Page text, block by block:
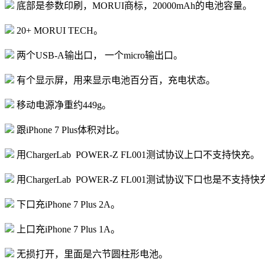
底部是参数印刷，MORUI商标，20000mAh的电池容量。
20+ MORUI TECH。
两个USB-A输出口， 一个micro输出口。
有个显示屏，用来显示电池百分百，充电状态。
移动电源净重约449g。
跟iPhone 7 Plus体积对比。
用ChargerLab POWER-Z FL001测试协议上口不支持快充。
用ChargerLab POWER-Z FL001测试协议下口也是不支持快
下口充iPhone 7 Plus 2A。
上口充iPhone 7 Plus 1A。
无损打开，里面是六节圆柱形电池。